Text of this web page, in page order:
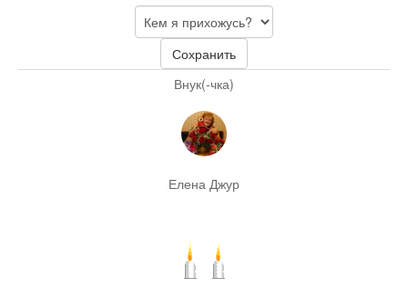
Сохранить
Внук(-чка)
Елена Джур